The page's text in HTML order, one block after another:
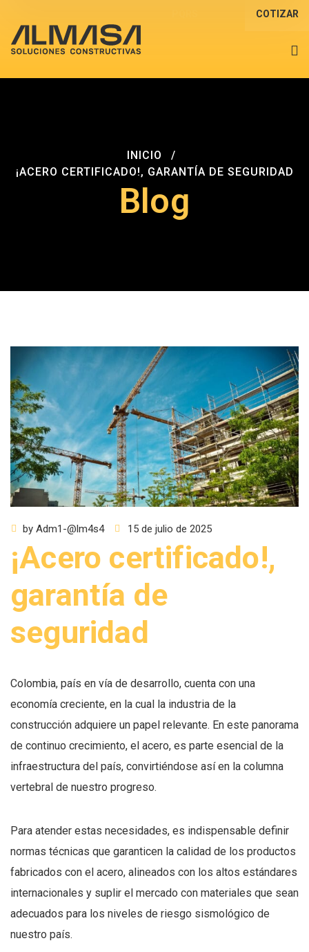
COTIZAR
Blog
INICIO
¡ACERO CERTIFICADO!, GARANTÍA DE SEGURIDAD
by Adm1-@lm4s4 15 de julio de 2025
¡Acero certificado!,
garantía de
seguridad
Colombia, país en vía de desarrollo, cuenta con una
economía creciente, en la cual la industria de la
construcción adquiere un papel relevante. En este panorama
de continuo crecimiento, el acero, es parte esencial de la
infraestructura del país, convirtiéndose así en la columna
vertebral de nuestro progreso.
Para atender estas necesidades, es indispensable definir
normas técnicas que garanticen la calidad de los productos
fabricados con el acero, alineados con los altos estándares
internacionales y suplir el mercado con materiales que sean
adecuados para los niveles de riesgo sismológico de
nuestro país.